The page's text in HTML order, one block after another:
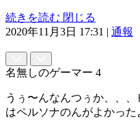
続きを読む 閉じる
2020年11月3日 17:31 | 通報
名無しのゲーマー 4
うぅ〜んなんつぅか、、
はペルソナのんがよかった